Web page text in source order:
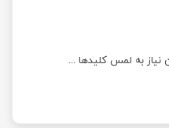
فرمان‌پذیری صوتی آسانسور بدون نیاز به لمس کلیدها جهت پیشگیری از بیماری‌ها و کمک به افراد توانخواه